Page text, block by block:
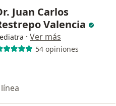
Juan Carlos
Valencia
· Ver más
54 opiniones